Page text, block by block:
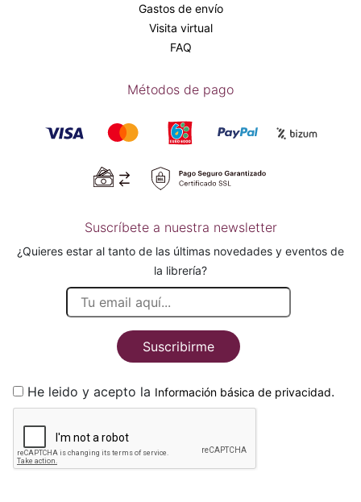
Gastos de envío
Visita virtual
FAQ
Métodos de pago
Suscríbete a nuestra newsletter
¿Quieres estar al tanto de las últimas novedades y eventos de
la librería?
Suscribirme
He leido y acepto la Información básica de privacidad.